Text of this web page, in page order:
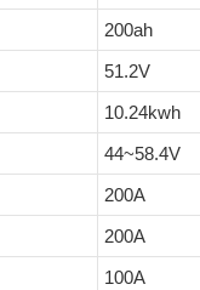
200ah
51.2V
10.24kwh
44~58.4V
200A
200A
100A